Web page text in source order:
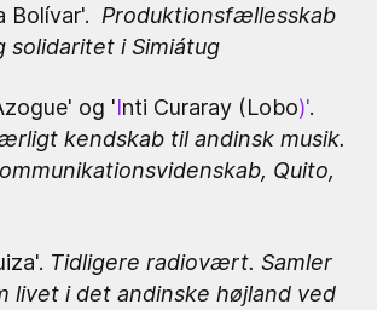
Bolívar'. Produktionsfællesskab
solidaritet i Simiátug
og 'Inti Curaray (Lobo)'.
kendskab til andinsk musik.
Quito,
Tidligere radiovært. Samler
livet i det andinske højland ved